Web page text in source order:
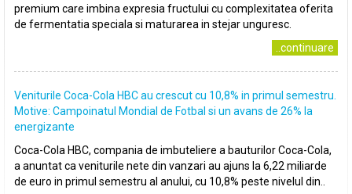
premium care imbina expresia fructului cu complexitatea oferita
de fermentatia speciala si maturarea in stejar unguresc.
..continuare
Veniturile Coca-Cola HBC au crescut cu 10,8% in primul semestru.
Motive: Campoinatul Mondial de Fotbal si un avans de 26% la
energizante
Coca-Cola HBC, compania de imbuteliere a bauturilor Coca-Cola,
a anuntat ca veniturile nete din vanzari au ajuns la 6,22 miliarde
de euro in primul semestru al anului, cu 10,8% peste nivelul din..